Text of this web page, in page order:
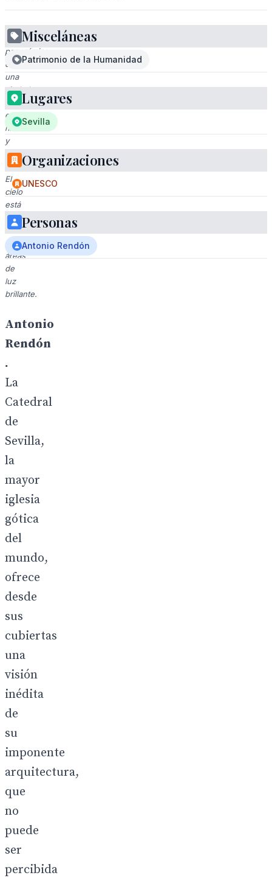
Imagen
panorámica
de
una
ciudad
con
edificios
históricos
y
torres
góticas.
El
cielo
está
nublado
con
algunas
áreas
de
luz
brillante.
Antonio
Rendón
.
La
Catedral
de
Sevilla,
la
mayor
iglesia
gótica
del
mundo,
ofrece
desde
sus
cubiertas
una
visión
inédita
de
su
imponente
arquitectura,
que
no
puede
ser
percibida
Misceláneas
Patrimonio de la Humanidad
Lugares
Sevilla
Organizaciones
UNESCO
Personas
Antonio Rendón